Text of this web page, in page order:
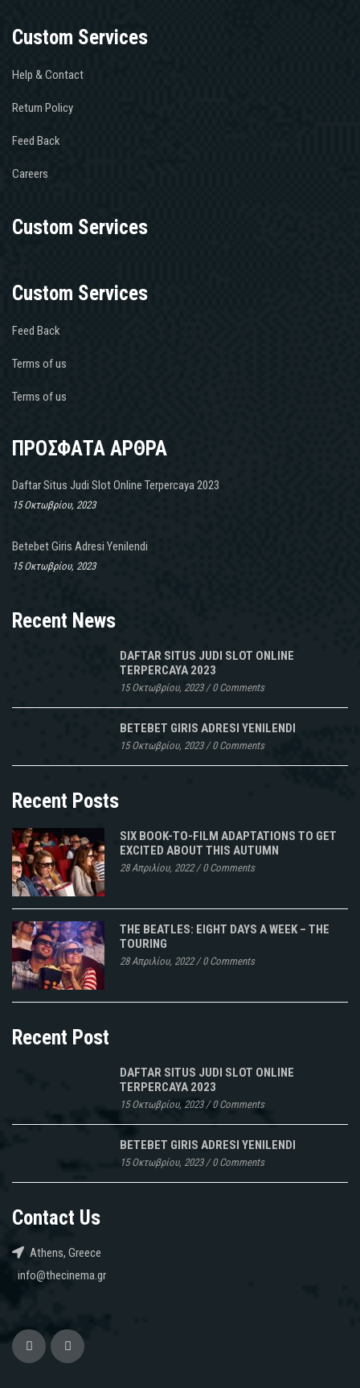
Custom Services
Help & Contact
Return Policy
Feed Back
Careers
Custom Services
Custom Services
Feed Back
Terms of us
Terms of us
ΠΡΟΣΦΑΤΑ ΑΡΘΡΑ
Daftar Situs Judi Slot Online Terpercaya 2023
15 Οκτωβρίου, 2023
Betebet Giris Adresi Yenilendi
15 Οκτωβρίου, 2023
Recent News
DAFTAR SITUS JUDI SLOT ONLINE
TERPERCAYA 2023
15 Οκτωβρίου, 2023/0 Comments
BETEBET GIRIS ADRESI YENILENDI
15 Οκτωβρίου, 2023/0 Comments
Recent Posts
SIX BOOK-TO-FILM ADAPTATIONS TO GET
EXCITED ABOUT THIS AUTUMN
28 Απριλίου, 2022/0 Comments
THE BEATLES: EIGHT DAYS A WEEK – THE
TOURING
28 Απριλίου, 2022/0 Comments
Recent Post
DAFTAR SITUS JUDI SLOT ONLINE
TERPERCAYA 2023
15 Οκτωβρίου, 2023/0 Comments
BETEBET GIRIS ADRESI YENILENDI
15 Οκτωβρίου, 2023/0 Comments
Contact Us
Athens, Greece
info@thecinema.gr